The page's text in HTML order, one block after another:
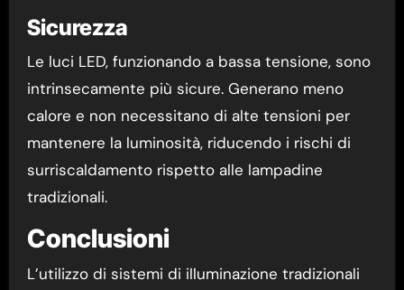
Sicurezza
Le luci LED, funzionando a bassa tensione, sono
intrinsecamente più sicure. Generano meno
calore e non necessitano di alte tensioni per
mantenere la luminosità, riducendo i rischi di
surriscaldamento rispetto alle lampadine
tradizionali.
Conclusioni
L’utilizzo di sistemi di illuminazione tradizionali